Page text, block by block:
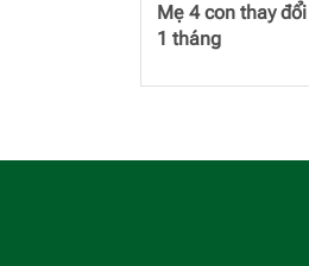
Mẹ 4 con thay
1 tháng